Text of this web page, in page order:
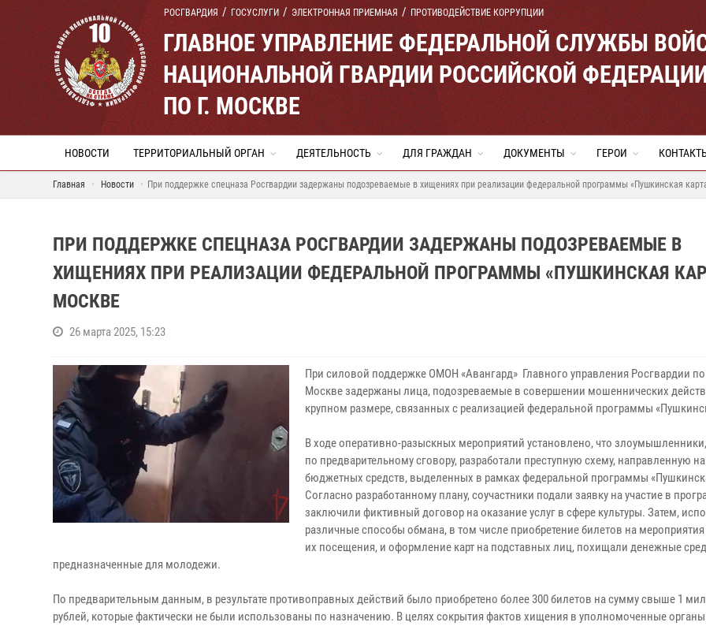
РОСГВАРДИЯ ГОСУСЛУГИ ЭЛЕКТРОННАЯ ПРИЕМНАЯ ПРОТИВОДЕЙСТВИЕ КОРРУПЦИИ
ГЛАВНОЕ УПРАВЛЕНИЕ ФЕДЕРАЛЬНОЙ СЛУЖБЫ
НАЦИОНАЛЬНОЙ ГВАРДИИ РОССИЙСКОЙ
ПО Г. МОСКВЕ
НОВОСТИ ТЕРРИТОРИАЛЬНЫЙ ОРГАН ДЕЯТЕЛЬНОСТЬ ДЛЯ ГРАЖДАН ДОКУМЕНТЫ ГЕРОИ
Главная Новости При поддержке спецназа Росгвардии задержаны подозреваемые в хищениях при реализации федеральной программы «Пушкинская
ПРИ ПОДДЕРЖКЕ СПЕЦНАЗА РОСГВАРДИИ ЗАДЕРЖАНЫ ПОДОЗРЕВАЕМЫЕ В
ХИЩЕНИЯХ ПРИ РЕАЛИЗАЦИИ ФЕДЕРАЛЬНОЙ ПРОГРАММЫ «ПУШКИНСКАЯ
МОСКВЕ
26 марта 2025, 15:23
При силовой поддержке ОМОН «Авангард» Главного управления Росгвардии по
Москве задержаны лица, подозреваемые в совершении мошеннических
крупном размере, связанных с реализацией федеральной программы
В ходе оперативно-разыскных мероприятий установлено, что
по предварительному сговору, разработали преступную схему, направленную
бюджетных средств, выделенных в рамках федеральной программы
Согласно разработанному плану, соучастники подали заявку на участие в
заключили фиктивный договор на оказание услуг в сфере культуры. Затем,
различные способы обмана, в том числе приобретение билетов на мероприятия
их посещения, и оформление карт на подставных лиц, похищали денежные
предназначенные для молодежи.
По предварительным данным, в результате противоправных действий было приобретено более 300 билетов на сумму свыше 1
рублей, которые фактически не были использованы по назначению. В целях сокрытия фактов хищения в уполномоченные органы